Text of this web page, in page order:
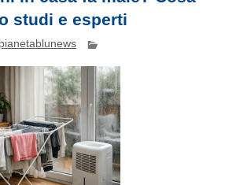
studi e esperti
pianetablunews